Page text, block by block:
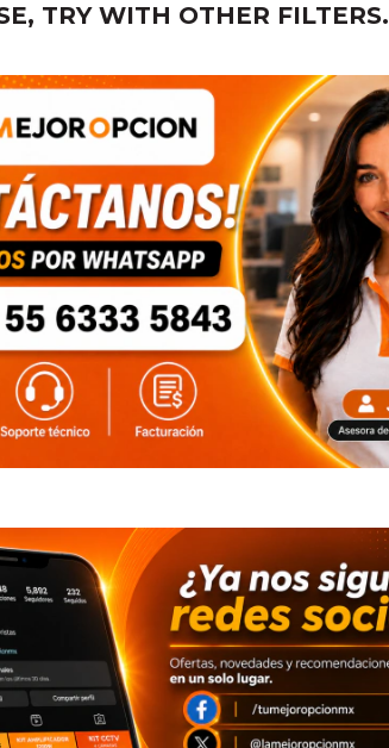
TRY WITH OTHER FILTERS.